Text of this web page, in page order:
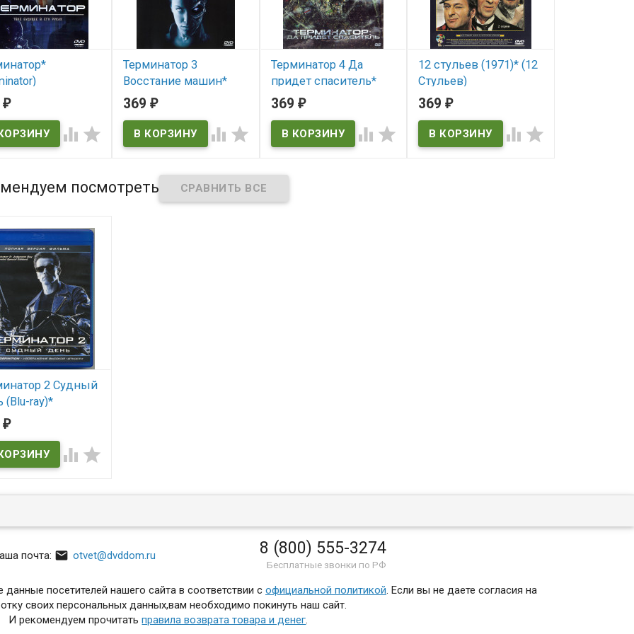
₽
 
Терминатор 3
Восстание машин*
(Terminator 3: Rise of
Terminator 3 / T3: Rise
of the Machines)
В наличии
Terminator 3: Rise of the
Machines / Terminator 3 / T3:
369₽
 
Терминатор 4 Да
придет спаситель*
(Terminator Salvation)
В наличии
Terminator Salvation
369 ₽
 
12 стульев (1971)* (12
Стульев)
В наличии
12 Стульев
369₽
 
посмотреть
2 Судный
(Blu-ray)*
2:
₽
 
почта:  otvet@dvddom.ru 8 (800) 555-3274
Бесплатные звонки по РФ
посетителей нашего сайта в соответствии с официальной политикой. Если вы не даете согласия на
своих персональных данных,вам необходимо покинуть наш сайт.
И рекомендуем прочитатьправила возврата товара и денег.